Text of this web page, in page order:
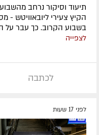
תיעוד וסיקור נרחב
הקיץ צעירי ליובאוויטש -
בשבוע הקרוב. כך עבר על
לצפייה
לכתבה
לפני 17 שעות